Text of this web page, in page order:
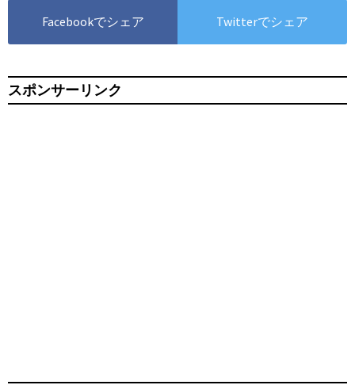
Facebookでシェア Twitterでシェア
スポンサーリンク